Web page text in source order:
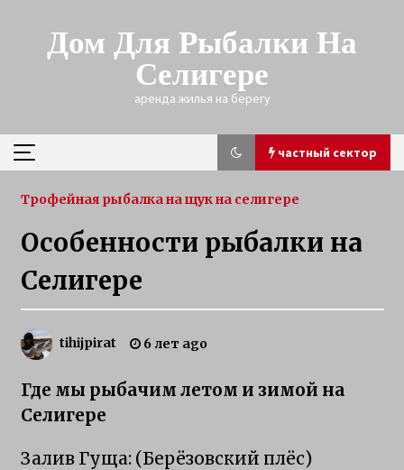
Дом Для Рыбалки На
Селигере
аренда жилья на берегу
частный сектор
частный сектор
зимняя рыбалка на щуку на Селигере
3 года ago
Трофейная щука зимой
3 года ago
Трофейная рыбалка на щук на селигере
Особенности рыбалки на
Селигере
tihijpirat 6 лет ago
Где мы рыбачим летом и зимой на
Селигере
Залив Гуща: (Берёзовский плёс)